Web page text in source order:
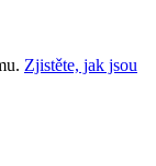
Zjistěte, jak jsou